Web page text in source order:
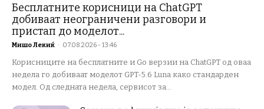
Бесплатните корисници на ChatGPT
добиваат неограничени разговори и
пристап до моделот...
Мишо Лекиќ - 07.08.2026 - 13:46
Корисниците на бесплатните и Go верзии на ChatGPT од оваа
недела го добиваат моделот GPT-5.6 Luna како стандарден
модел. Од следната недела, сервисот за...